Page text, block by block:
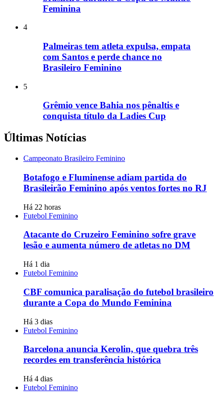
Feminina
4
Palmeiras tem atleta expulsa, empata
com Santos e perde chance no
Brasileiro Feminino
5
Grêmio vence Bahia nos pênaltis e
conquista título da Ladies Cup
Últimas Notícias
Campeonato Brasileiro Feminino
Botafogo e Fluminense adiam partida do
Brasileirão Feminino após ventos fortes no RJ
Há 22 horas
Futebol Feminino
Atacante do Cruzeiro Feminino sofre grave
lesão e aumenta número de atletas no DM
Há 1 dia
Futebol Feminino
CBF comunica paralisação do futebol brasileiro
durante a Copa do Mundo Feminina
Há 3 dias
Futebol Feminino
Barcelona anuncia Kerolin, que quebra três
recordes em transferência histórica
Há 4 dias
Futebol Feminino